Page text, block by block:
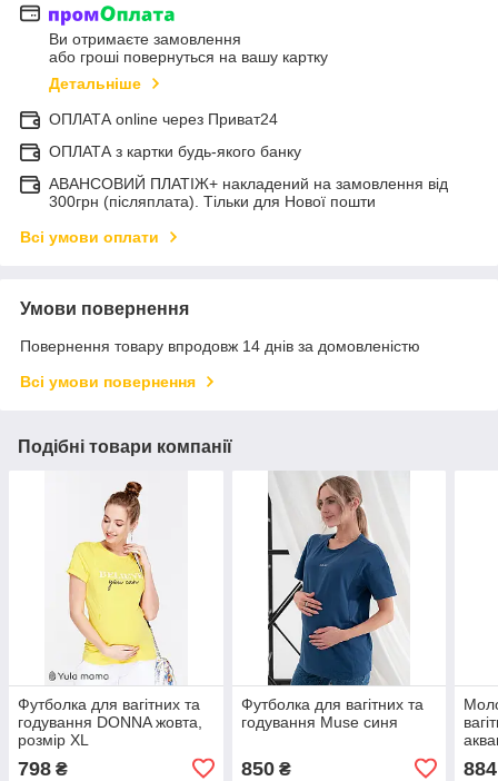
Ви отримаєте замовлення
або гроші повернуться на вашу картку
Детальніше
ОПЛАТА online через Приват24
ОПЛАТА з картки будь-якого банку
АВАНСОВИЙ ПЛАТІЖ+ накладений на замовлення від
300грн (післяплата). Тільки для Нової пошти
Всі умови оплати
Умови повернення
Повернення товару впродовж 14 днів за домовленістю
Всі умови повернення
Подібні товари компанії
Футболка для вагітних та
годування DONNA жовта,
розмір XL
798 ₴
Футболка для вагітних та
годування Muse синя
850₴ 884